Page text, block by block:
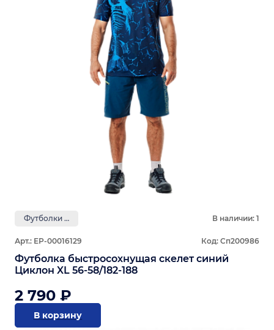
Футболки GRAYLING В наличии: 1
Арт.: ЕР-00016129 Код: Сп200986
Футболка быстросохнущая скелет синий
Циклон XL 56-58/182-188
2 790 ₽
В корзину